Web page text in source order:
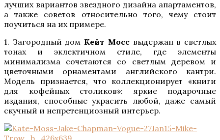
лучших вариантов звездного дизайна апартаментов,
а также советов относительно того, чему стоит
поучиться на их примере.
1. Загородный дом Кейт Моссвыдержан в светлых
тонах и эклектичном стиле, где элементы
минимализма сочетаются со светлым деревом и
цветочными орнаментами английского кантри.
Модель признается, что коллекционирует «книги
для кофейных столиков»: яркие подарочные
издания, способные украсить любой, даже самый
скучный и непретенциозный интерьер.